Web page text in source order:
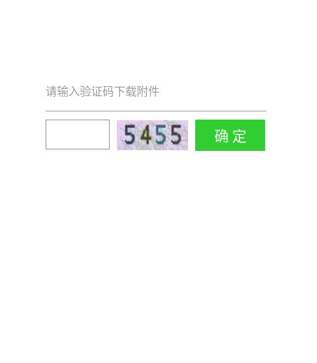
请输入验证码下载附件